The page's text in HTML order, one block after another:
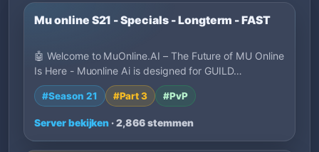
Mu online S21 - Specials - Longterm - FAST
🤖 Welcome to MuOnline.AI – The Future of MU Online
Is Here - Muonline Ai is designed for GUILD…
#Season 21 #Part 3 #PvP
Server bekijken · 2,866 stemmen